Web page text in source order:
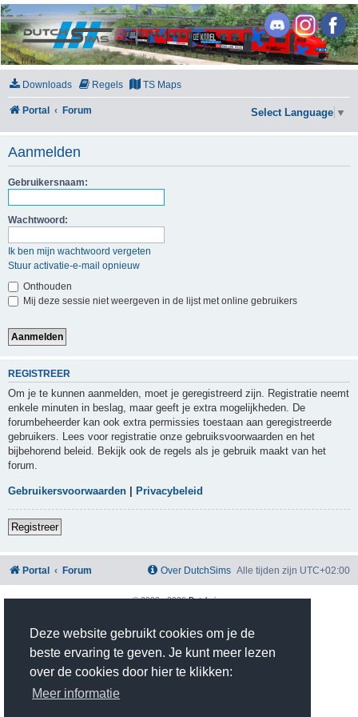
Deze website gebruikt cookies om je de
beste ervaring te geven. Je kunt meer lezen
over de cookies door hier te klikken:
Meer informatie
DutchSims
Downloads Regels TS Maps
Portal Forum Select Language ▼
Aanmelden
Gebruikersnaam:
Wachtwoord:
Ik ben mijn wachtwoord vergeten
Stuur activatie-e-mail opnieuw
Onthouden
Mij deze sessie niet weergeven in de lijst met online gebruikers
REGISTREER
Om je te kunnen aanmelden, moet je geregistreerd zijn. Registratie neemt
enkele minuten in beslag, maar geeft je extra mogelijkheden. De
forumbeheerder kan ook extra permissies toestaan aan geregistreerde
gebruikers. Lees voor registratie onze gebruiksvoorwaarden en het
bijbehorend beleid. Bekijk ook de regels als je gebruik maakt van het
forum.
Gebruikersvoorwaarden | Privacybeleid
Registreer
Portal Forum Alle tijden zijn UTC+02:00
Over DutchSims
© 2020 -2026Dutchsims
Nederlandse vertaling door
phpBB.nl.
phpBB Two Factor Authentication ©
Privacy|Gebruikersvoorwaarden
Time: 0.387s| Peak Memory Usage: 2.81 MiB | GZIP: On |